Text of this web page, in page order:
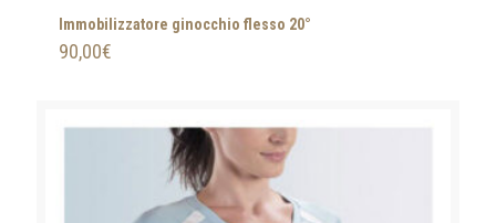
Immobilizzatore ginocchio flesso 20°
90,00€